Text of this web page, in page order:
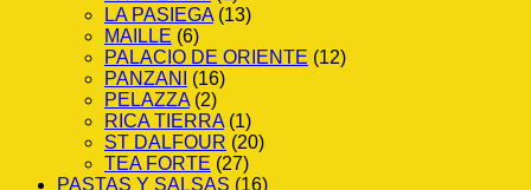
LA PASIEGA (13)
MAILLE (6)
PALACIO DE ORIENTE (12)
PANZANI
(16)
PELAZZA (2)
RICA TIERRA (1)
ST DALFOUR (20)
TEA FORTE (27)
PASTAS Y SALSAS (16)